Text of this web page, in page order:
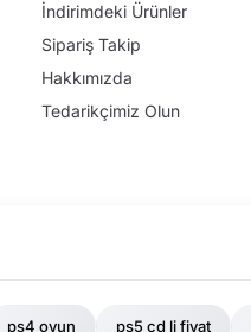
İndirimdeki Ürünler
Sipariş Takip
Hakkımızda
Tedarikçimiz Olun
ps4 oyun ps5 cd li fiyat